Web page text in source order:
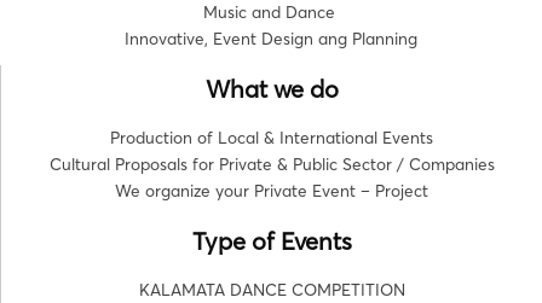
Music and Dance
Innovative, Event Design ang Planning
What we do
Production of Local & International Events
Cultural Proposals for Private & Public Sector / Companies
We organize your Private Event – Project
Type of Events
KALAMATA DANCE COMPETITION